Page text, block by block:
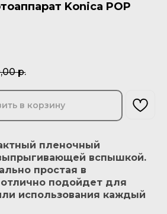
Konica POP
р.
в корзину
пленочный
вспышкой.
простая в
отлично подойдет для
использования каждый